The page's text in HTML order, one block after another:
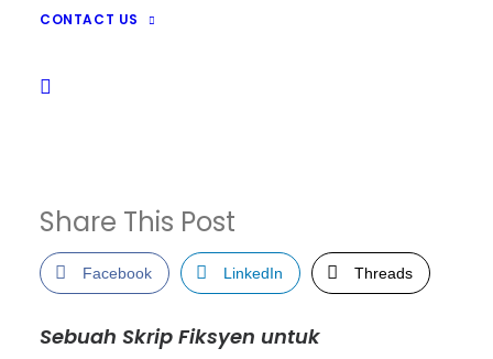
CONTACT US
JANUARY 16, 2026
Share This Post
Facebook LinkedIn Threads
Sebuah Skrip Fiksyen untuk